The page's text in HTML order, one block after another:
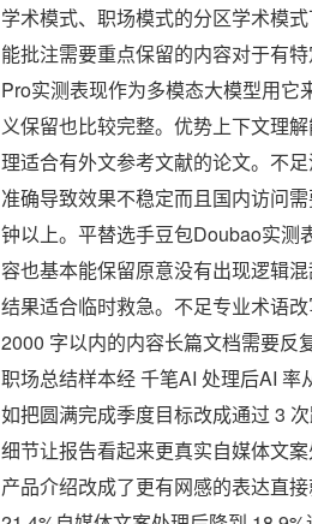
学术模式、职场模式的分区学术模
能批注需要重点保留的内容对于有
Pro实测表现作为多模态大模型用它
义保留也比较完整。优势上下文理
理适合有外文参考文献的论文。不
准确导致效果不稳定而且国内访问
钟以上。平替选手豆包Doubao实测
容也基本能保留原意没有出现逻辑
结果适合临时救急。不足专业术语
2000 字以内的内容长篇文档需要反
职场总结样本经 千笔AI 处理后AI
如把圆满完成季度目标改成通过 3
细节让报告看起来更真实自媒体文
产品介绍改成了更有网感的表达直